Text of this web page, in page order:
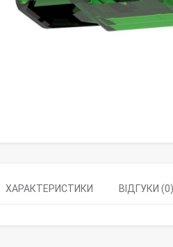
ХАРАКТЕРИСТИКИ ВІДГУКИ (0)